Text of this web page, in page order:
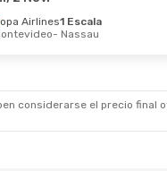
Airlines1 Escala
- Nassau
considerarse el precio final